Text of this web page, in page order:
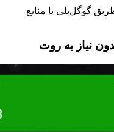
گوگل‌پلی یا منابع